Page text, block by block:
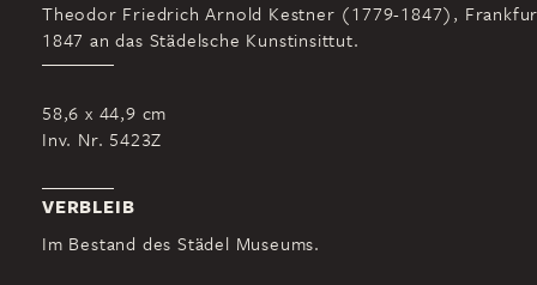
Theodor Friedrich Arnold Kestner (1779-1847),
1847 an das Städelsche Kunstinsittut.
58,6 x 44,9 cm
Inv. Nr. 5423Z
VERBLEIB
Im Bestand des Städel Museums.